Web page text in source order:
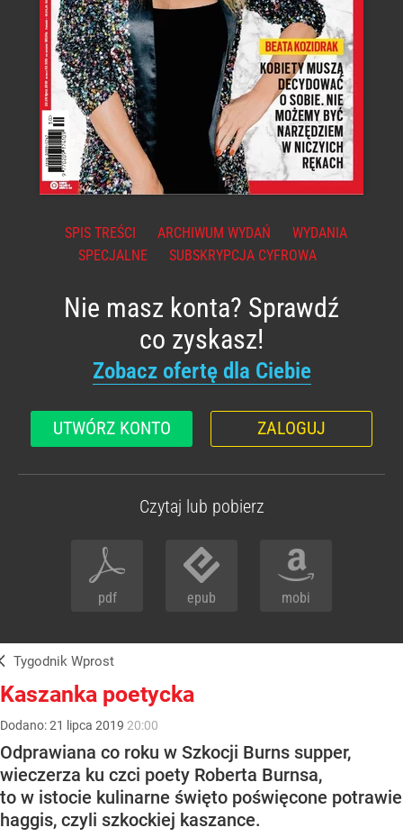
SPIS TREŚCI ARCHIWUM WYDAŃ
WYDANIA
SPECJALNE
SUBSKRYPCJA CYFROWA
Nie masz konta? Sprawdź
co zyskasz!
Zobacz ofertę dla Ciebie
UTWÓRZ KONTO ZALOGUJ
Czytaj lub pobierz
pdf epub mobi
Tygodnik Wprost
Kaszanka poetycka
Dodano:21 lipca 2019 20:00
Odprawiana co roku w Szkocji Burns supper,
wieczerza ku czci poety Roberta Burnsa,
to w istocie kulinarne święto poświęcone potrawie
haggis, czyli szkockiej kaszance.